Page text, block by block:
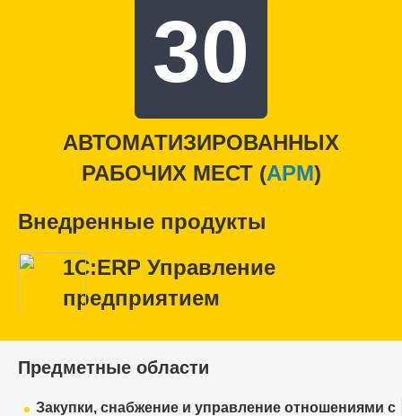
30
АВТОМАТИЗИРОВАННЫХ
РАБОЧИХ МЕСТ (APM)
Внедренные продукты
1С:ERP Управление
предприятием
Предметные области
Закупки, снабжение и управление отношениями с